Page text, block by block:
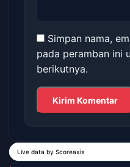
Simpan nama,
pada peramban ini
berikutnya.
Live data by Scoreaxis